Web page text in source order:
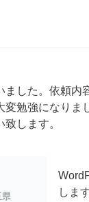
ました。依頼内
変勉強になりま
します。
県
しま